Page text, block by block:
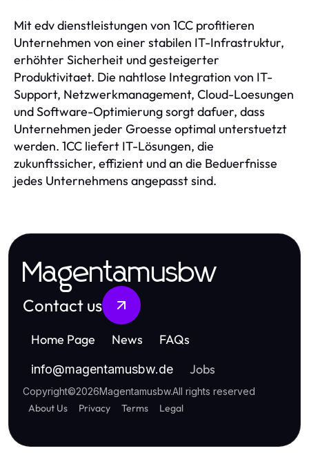
Mit edv dienstleistungen von 1CC profitieren
Unternehmen von einer stabilen IT-Infrastruktur,
erhöhter Sicherheit und gesteigerter
Produktivitaet. Die nahtlose Integration von IT-
Support, Netzwerkmanagement, Cloud-Loesungen
und Software-Optimierung sorgt dafuer, dass
Unternehmen jeder Groesse optimal unterstuetzt
werden. 1CC liefert IT-Lösungen, die
zukunftssicher, effizient und an die Beduerfnisse
jedes Unternehmens angepasst sind.
Magentamusbw
Contact us
Home Page News FAQs
info@magentamusbw.de Jobs
Copyright©2026Magentamusbw.All rights reserved
About Us Privacy Terms Legal